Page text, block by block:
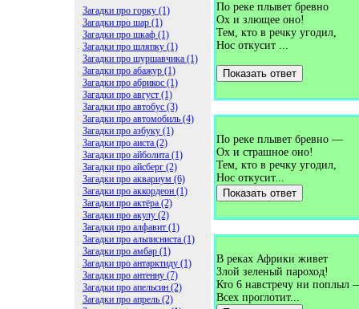
Загадки про горку (1)
Загадки про шар (1)
Загадки про шкаф (1)
Загадки про шляпку (1)
Загадки про шуршавчика (1)
Загадки про абажур (1)
Загадки про абрикос (1)
Загадки про август (1)
Загадки про автобус (3)
Загадки про автомобиль (4)
Загадки про азбуку (1)
Загадки про аиста (2)
Загадки про айболита (1)
Загадки про айсберг (2)
Загадки про аквариум (6)
Загадки про аккордеон (1)
Загадки про актёра (2)
Загадки про акулу (2)
Загадки про алфавит (1)
Загадки про альписниста (1)
Загадки про амбар (1)
Загадки про антарктиду (1)
Загадки про антенну (7)
Загадки про апельсин (2)
Загадки про апрель (2)
По реке плывет бревно
Ох и злющее оно!
Тем, кто в речку угодил,
Нос откусит ...
Показать ответ
По реке плывет бревно —
Ох и страшное оно!
Тем, кто в речку угодил,
Нос откусит...
Показать ответ
В реках Африки живет
Злой зеленый пароход!
Кто 6 навстречу ни поплыл
Всех проглотит...